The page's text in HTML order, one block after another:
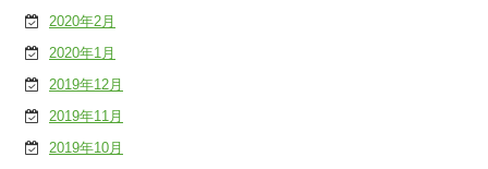
2020年2月
2020年1月
2019年12月
2019年11月
2019年10月